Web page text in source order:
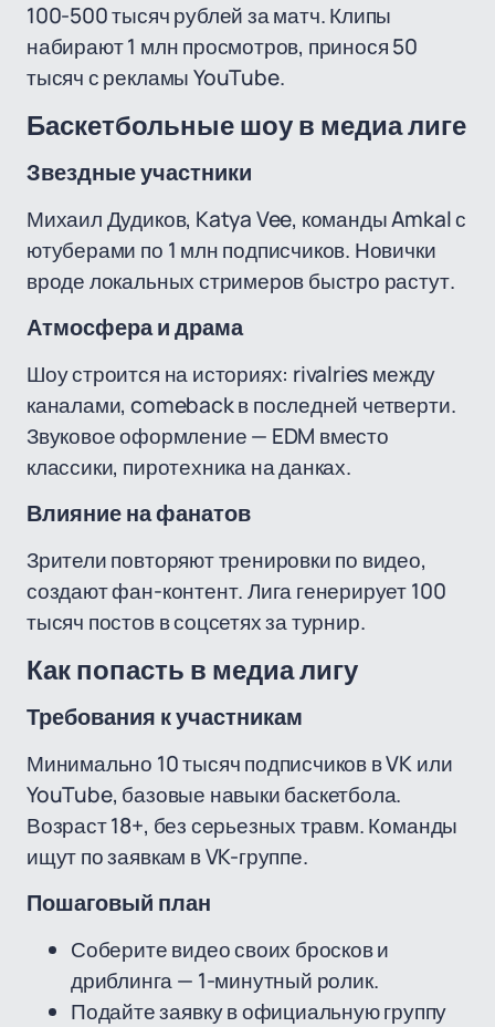
100-500 тысяч рублей за матч. Клипы
набирают 1 млн просмотров, принося 50
тысяч с рекламы YouTube.
Баскетбольные шоу в медиа лиге
Звездные участники
Михаил Дудиков, Katya Vee, команды Amkal с
ютуберами по 1 млн подписчиков. Новички
вроде локальных стримеров быстро растут.
Атмосфера и драма
Шоу строится на историях: rivalries между
каналами, comeback в последней четверти.
Звуковое оформление — EDM вместо
классики, пиротехника на данках.
Влияние на фанатов
Зрители повторяют тренировки по видео,
создают фан-контент. Лига генерирует 100
тысяч постов в соцсетях за турнир.
Как попасть в медиа лигу
Требования к участникам
Минимально 10 тысяч подписчиков в VK или
YouTube, базовые навыки баскетбола.
Возраст 18+, без серьезных травм. Команды
ищут по заявкам в VK-группе.
Пошаговый план
Соберите видео своих бросков и
дриблинга — 1-минутный ролик.
Подайте заявку в официальную группу